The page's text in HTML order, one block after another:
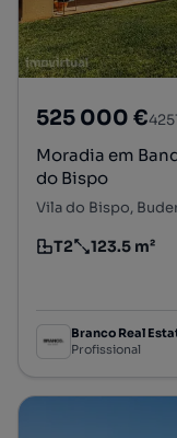
525 000 €
Moradia em
do Bispo
Vila do Bispo,
Tipologia
T2
Preço por metro
123.5 m²
Branco Real
Profissional